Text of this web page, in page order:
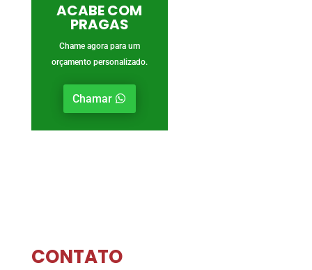
ACABE COM
PRAGAS
Chame agora para um
orçamento personalizado.
Chamar
CONTATO